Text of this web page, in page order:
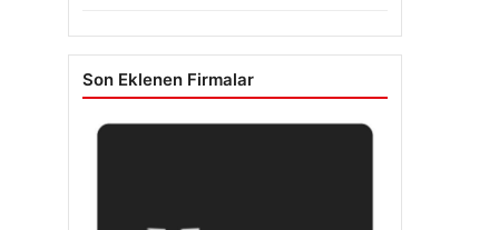
Son Eklenen Firmalar